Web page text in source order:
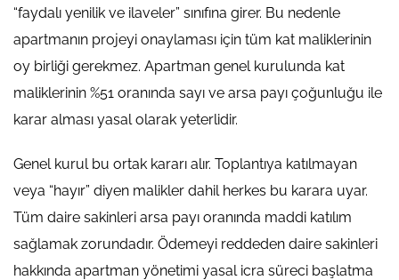
“faydalı yenilik ve ilaveler” sınıfına girer. Bu nedenle
apartmanın projeyi onaylaması için tüm kat maliklerinin
oy birliği gerekmez. Apartman genel kurulunda kat
maliklerinin %51 oranında sayı ve arsa payı çoğunluğu ile
karar alması yasal olarak yeterlidir.
Genel kurul bu ortak kararı alır. Toplantıya katılmayan
veya “hayır” diyen malikler dahil herkes bu karara uyar.
Tüm daire sakinleri arsa payı oranında maddi katılım
sağlamak zorundadır. Ödemeyi reddeden daire sakinleri
hakkında apartman yönetimi yasal icra süreci başlatma